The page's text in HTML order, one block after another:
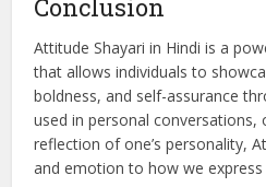
Yes, attitude shayari is
independence, and confidence.
media platforms like Instagram,
shayaris that reflect their
Conclusion